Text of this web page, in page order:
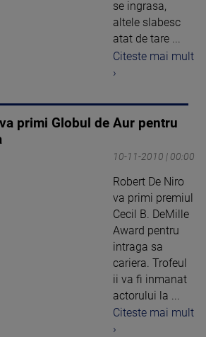
se ingrasa,
altele slabesc
atat de tare ...
Citeste mai mult
›
primi Globul de Aur pentru
10-11-2010 | 00:00
Robert De Niro
va primi premiul
Cecil B. DeMille
Award pentru
intraga sa
cariera. Trofeul
ii va fi inmanat
actorului la ...
Citeste mai mult
›